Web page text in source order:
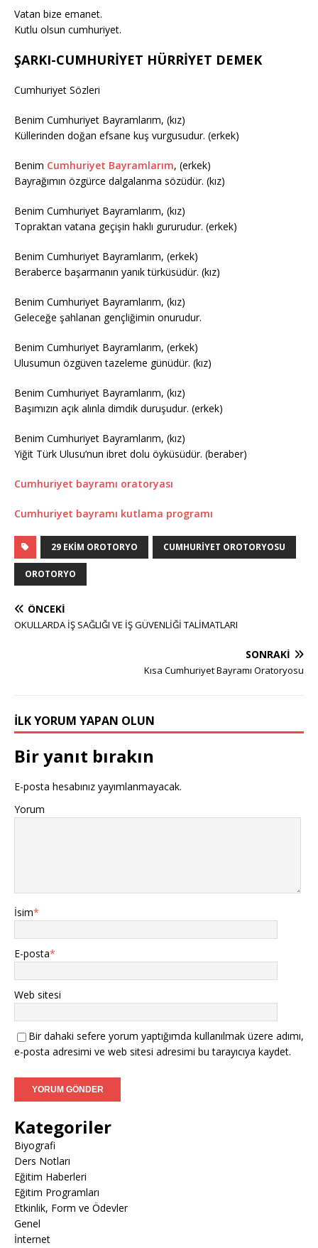
Vatan bize emanet.
Kutlu olsun cumhuriyet.
ŞARKI-CUMHURİYET HÜRRİYET DEMEK
Cumhuriyet Sözleri
Benim Cumhuriyet Bayramlarım, (kız)
Küllerinden doğan efsane kuş vurgusudur. (erkek)
Benim Cumhuriyet Bayramlarım, (erkek)
Bayrağımın özgürce dalgalanma sözüdür. (kız)
Benim Cumhuriyet Bayramlarım, (kız)
Topraktan vatana geçişin haklı gururudur. (erkek)
Benim Cumhuriyet Bayramlarım, (erkek)
Beraberce başarmanın yanık türküsüdür. (kız)
Benim Cumhuriyet Bayramlarım, (kız)
Geleceğe şahlanan gençliğimin onurudur.
Benim Cumhuriyet Bayramlarım, (erkek)
Ulusumun özgüven tazeleme günüdür. (kız)
Benim Cumhuriyet Bayramlarım, (kız)
Başımızın açık alınla dimdik duruşudur. (erkek)
Benim Cumhuriyet Bayramlarım, (kız)
Yiğit Türk Ulusu’nun ibret dolu öyküsüdür. (beraber)
Cumhuriyet bayramı oratoryası
Cumhuriyet bayramı kutlama programı
29 EKIM OROTORYO CUMHURIYET OROTORYOSU
OROTORYO
ÖNCEKI
OKULLARDA İŞ SAĞLIĞI VE İŞ GÜVENLİĞİ TALİMATLARI
SONRAKI
Kısa Cumhuriyet Bayramı Oratoryosu
İLK YORUM YAPAN OLUN
Bir yanıt bırakın
E-posta hesabınız yayımlanmayacak.
Yorum
İsim*
E-posta*
Web sitesi
Bir dahaki sefere yorum yaptığımda kullanılmak üzere adımı,
e-posta adresimi ve web sitesi adresimi bu tarayıcıya kaydet.
Kategoriler
Biyografi
Ders Notları
Eğitim Haberleri
Eğitim Programları
Etkinlik, Form ve Ödevler
Genel
İnternet